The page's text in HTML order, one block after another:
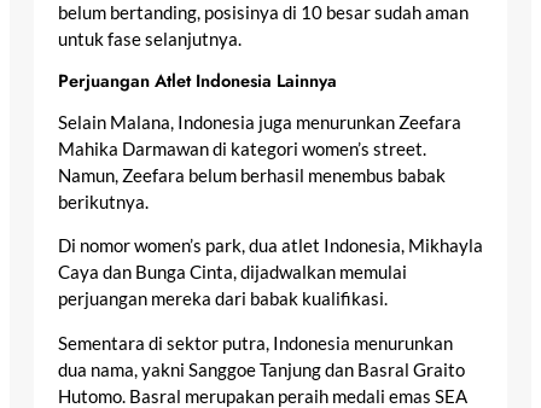
belum bertanding, posisinya di 10 besar sudah aman
untuk fase selanjutnya.
Perjuangan Atlet Indonesia Lainnya
Selain Malana, Indonesia juga menurunkan Zeefara
Mahika Darmawan di kategori women’s street.
Namun, Zeefara belum berhasil menembus babak
berikutnya.
Di nomor women’s park, dua atlet Indonesia, Mikhayla
Caya dan Bunga Cinta, dijadwalkan memulai
perjuangan mereka dari babak kualifikasi.
Sementara di sektor putra, Indonesia menurunkan
dua nama, yakni Sanggoe Tanjung dan Basral Graito
Hutomo. Basral merupakan peraih medali emas SEA